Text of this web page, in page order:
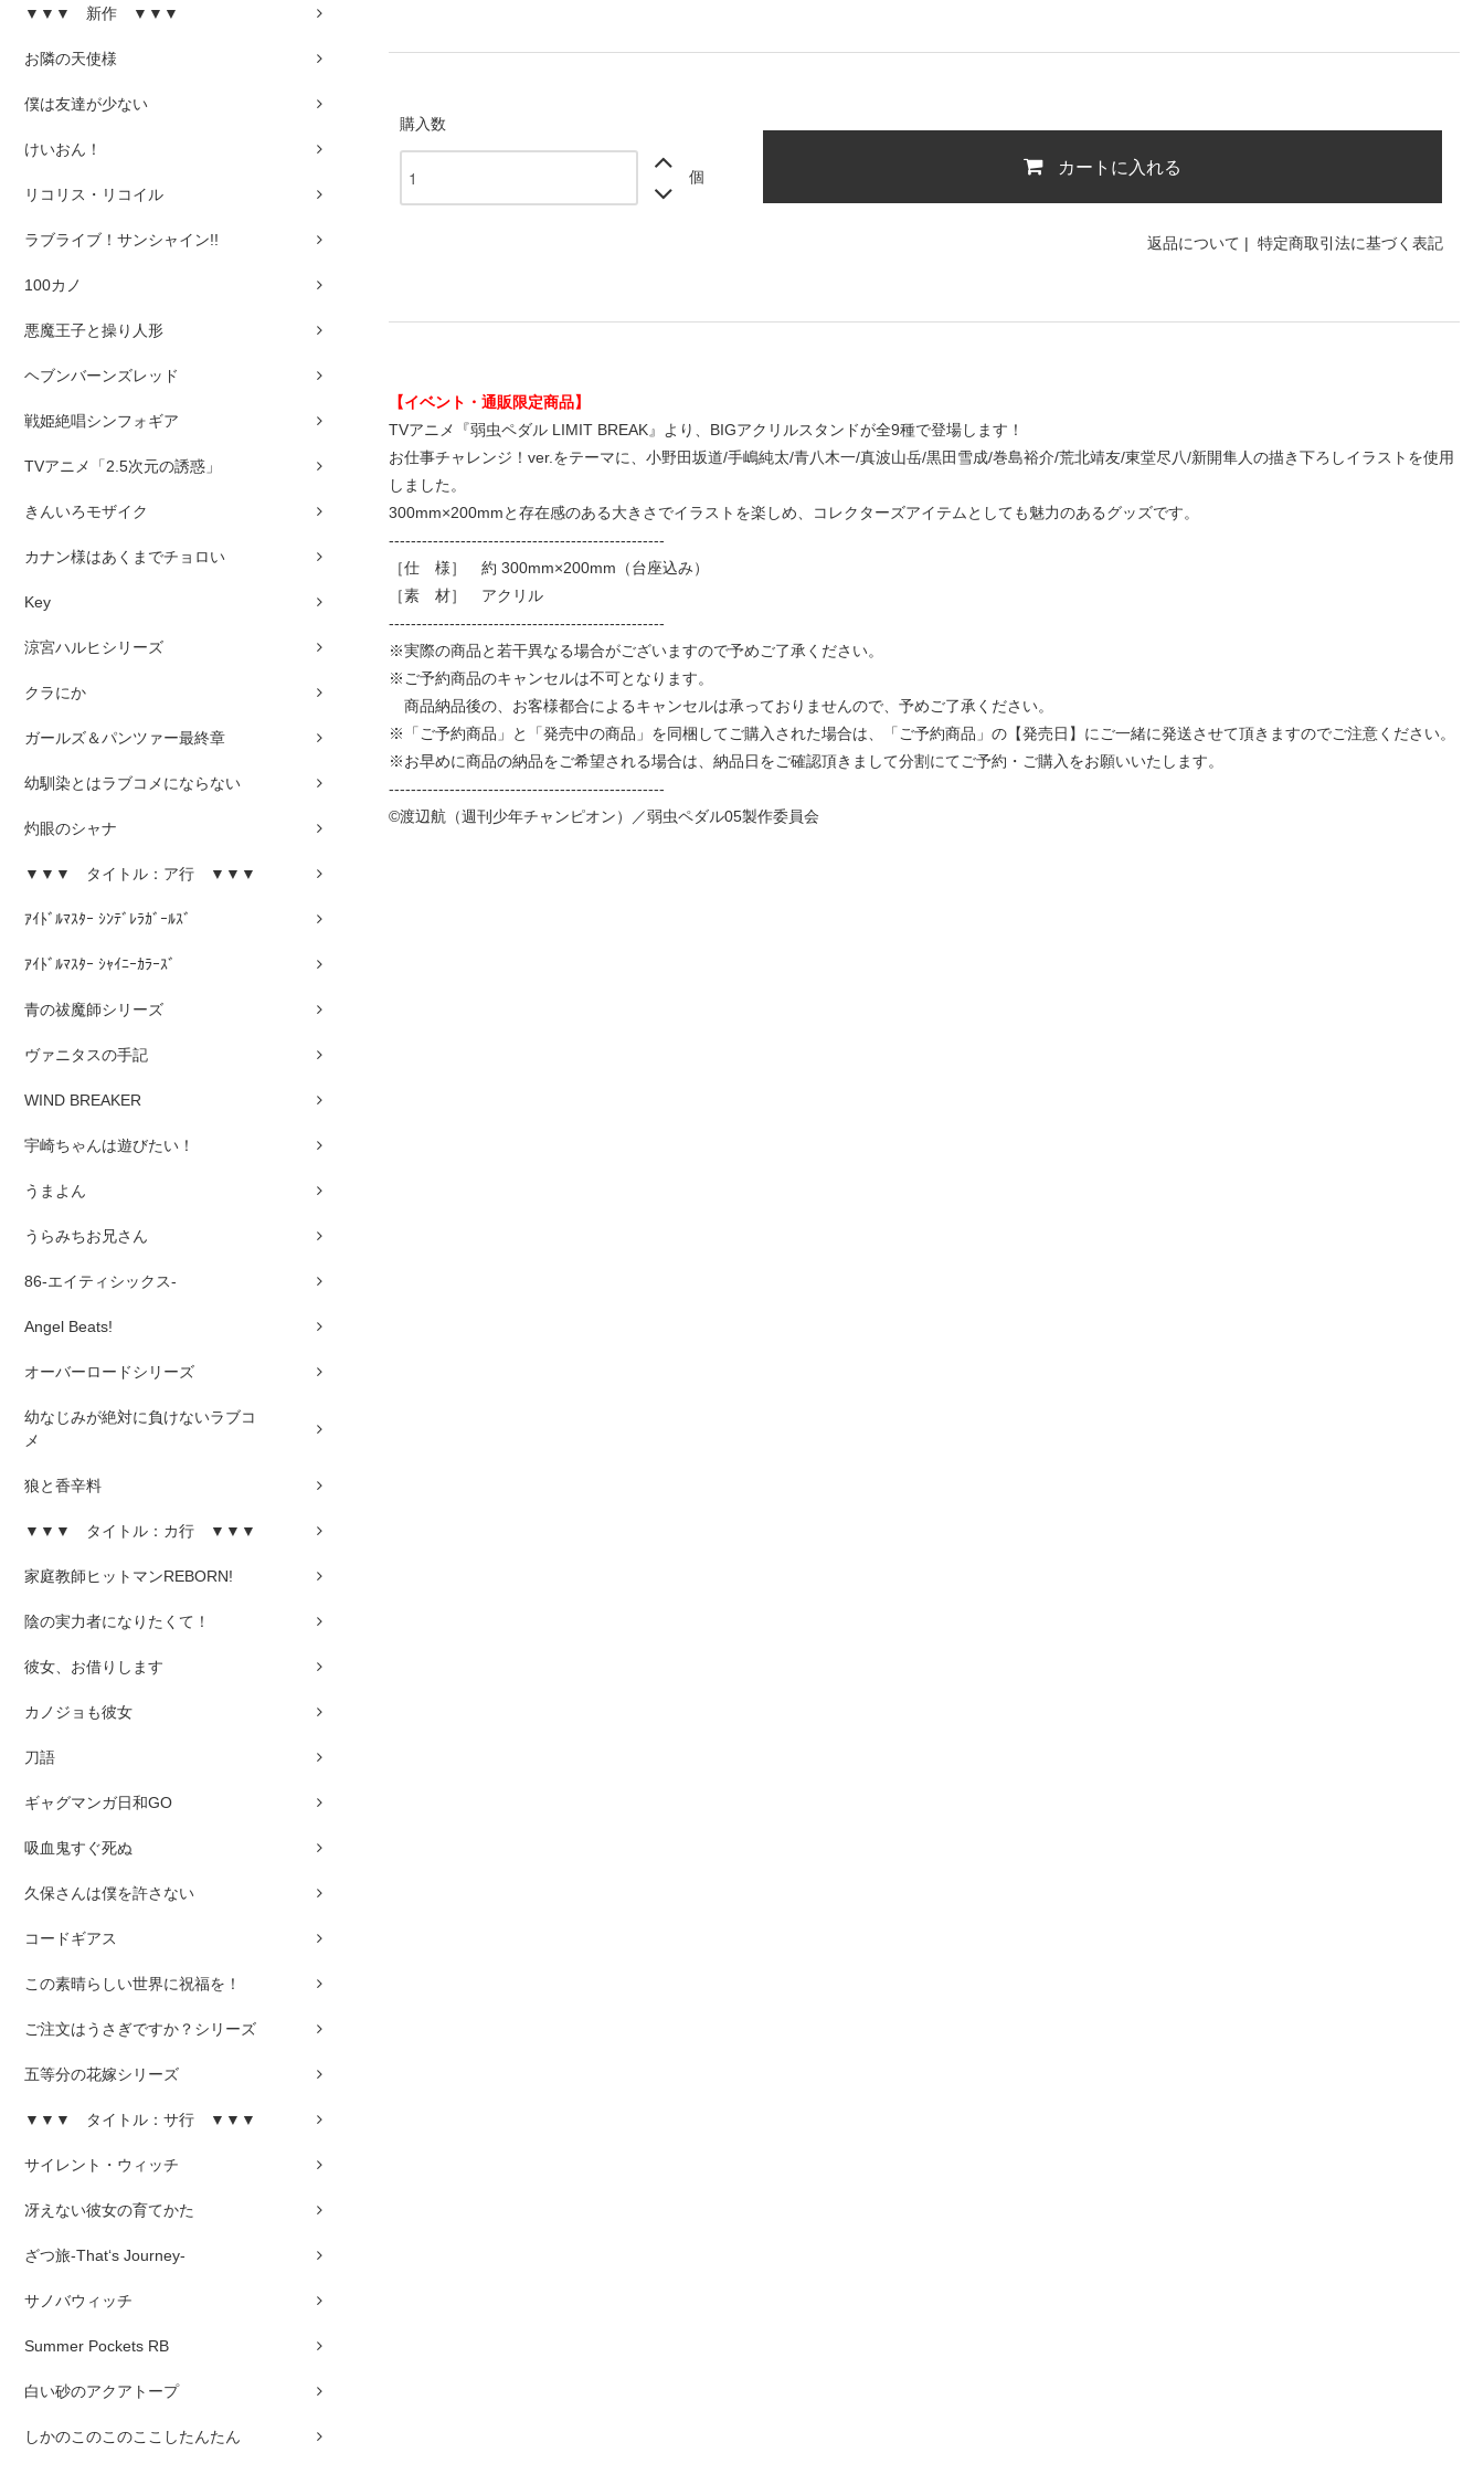
▼▼▼ 新作 ▼▼▼
お隣の天使様
僕は友達が少ない
けいおん！
リコリス・リコイル
ラブライブ！サンシャイン!!
100カノ
悪魔王子と操り人形
ヘブンバーンズレッド
戦姫絶唱シンフォギア
TVアニメ「2.5次元の誘惑」
きんいろモザイク
カナン様はあくまでチョロい
Key
涼宮ハルヒシリーズ
クラにか
ガールズ＆パンツァー最終章
幼馴染とはラブコメにならない
灼眼のシャナ
▼▼▼ タイトル：ア行 ▼▼▼
ｱｲﾄﾞﾙﾏｽﾀｰ ｼﾝﾃﾞﾚﾗｶﾞｰﾙｽﾞ
ｱｲﾄﾞﾙﾏｽﾀｰ ｼｬｲﾆｰｶﾗｰｽﾞ
青の祓魔師シリーズ
ヴァニタスの手記
WIND BREAKER
宇崎ちゃんは遊びたい！
うまよん
うらみちお兄さん
86-エイティシックス-
Angel Beats!
オーバーロードシリーズ
幼なじみが絶対に負けないラブコ
メ
狼と香辛料
▼▼▼ タイトル：カ行 ▼▼▼
家庭教師ヒットマンREBORN!
陰の実力者になりたくて！
彼女、お借りします
カノジョも彼女
刀語
ギャグマンガ日和GO
吸血鬼すぐ死ぬ
久保さんは僕を許さない
コードギアス
この素晴らしい世界に祝福を！
ご注文はうさぎですか？シリーズ
五等分の花嫁シリーズ
▼▼▼ タイトル：サ行 ▼▼▼
サイレント・ウィッチ
冴えない彼女の育てかた
ざつ旅-That‘s Journey-
サノバウィッチ
Summer Pockets RB
白い砂のアクアトープ
しかのこのこのここしたんたん
購入数
個 カートに入れる
返品について | 特定商取引法に基づく表記
【イベント・通販限定商品】
TVアニメ『弱虫ペダル LIMIT BREAK』より、BIGアクリルスタンドが全9種で登場します！
お仕事チャレンジ！ver.をテーマに、小野田坂道/手嶋純太/青八木一/真波山岳/黒田雪成/巻島裕介/荒北靖友/東堂尽八/新開隼人の描き下ろしイラストを使用
しました。
300mm×200mmと存在感のある大きさでイラストを楽しめ、コレクターズアイテムとしても魅力のあるグッズです。
--------------------------------------------------
［仕 様］ 約 300mm×200mm（台座込み）
［素 材］ アクリル
--------------------------------------------------
※実際の商品と若干異なる場合がございますので予めご了承ください。
※ご予約商品のキャンセルは不可となります。
商品納品後の、お客様都合によるキャンセルは承っておりませんので、予めご了承ください。
※「ご予約商品」と「発売中の商品」を同梱してご購入された場合は、「ご予約商品」の【発売日】にご一緒に発送させて頂きますのでご注意ください。
※お早めに商品の納品をご希望される場合は、納品日をご確認頂きまして分割にてご予約・ご購入をお願いいたします。
--------------------------------------------------
©渡辺航（週刊少年チャンピオン）／弱虫ペダル05製作委員会